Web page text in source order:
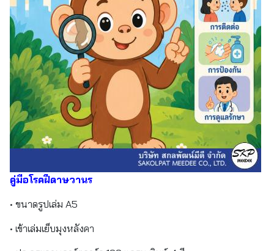
คู่มือโรคฝีดาษวานร
• ขนาดรูปเล่ม A5
• เข้าเล่มเย็บมุงหลังคา